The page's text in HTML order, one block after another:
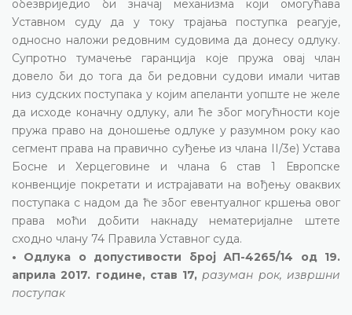
обезвриједио би значај механизма који омогућава
Уставном суду да у току трајања поступка реагује,
односно наложи редовним судовима да донесу одлуку.
Супротно тумачење гаранција које пружа овај члан
довело би до тога да би редовни судови имали читав
низ судских поступака у којим апеланти уопште не желе
да исходе коначну одлуку, али ће због могућности које
пружа право на доношење одлуке у разумном року као
сегмент права на правично суђење из члана II/3е) Устава
Босне и Херцеговине и члана 6 став 1 Европске
конвенције покретати и истрајавати на вођењу оваквих
поступака с надом да ће због евентуалног кршења овог
права моћи добити накнаду нематеријалне штете
сходно члану 74 Правила Уставног суда.
• Одлука о допустивости број АП-4265/14 од 19.
априла 2017. године, став 17,разуман рок, извршни
поступак